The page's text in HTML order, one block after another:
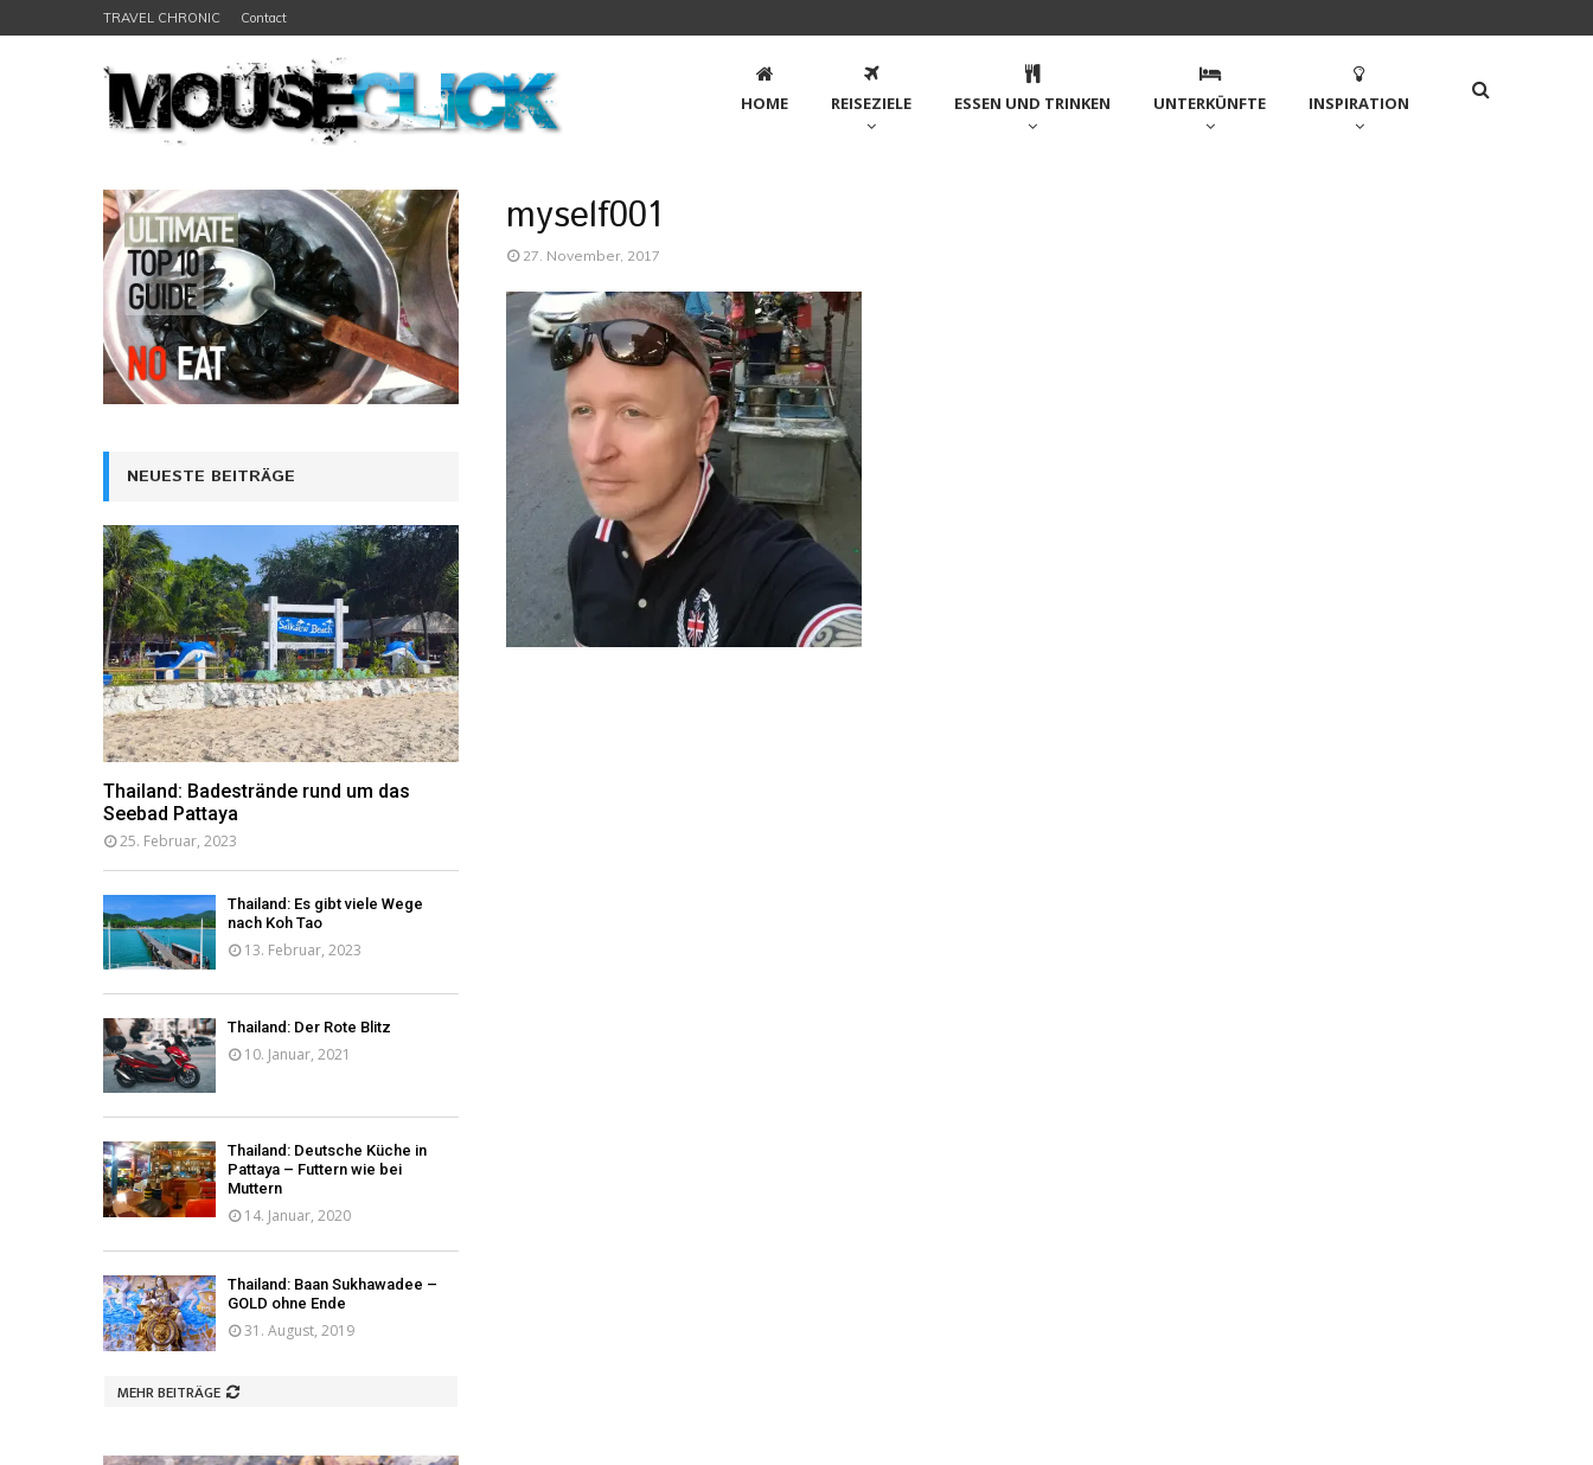
TRAVEL CHRONIC Contact
HOME REISEZIELE ESSEN UND TRINKEN UNTERKÜNFTE INSPIRATION
myself001
27. November, 2017
NEUESTE BEITRÄGE
Thailand: Badestrände rund um das
Seebad Pattaya
25. Februar, 2023
Thailand: Es gibt viele Wege
nach Koh Tao
13. Februar, 2023
Thailand: Der Rote Blitz
10. Januar, 2021
Thailand: Deutsche Küche in
Pattaya – Futtern wie bei
Muttern
14. Januar, 2020
Thailand: Baan Sukhawadee –
GOLD ohne Ende
31. August, 2019
MEHR BEITRÄGE